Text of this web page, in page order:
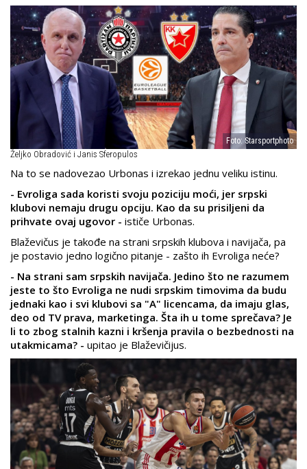
Foto: Starsportphoto
Željko Obradović i Janis Sferopulos
Na to se nadovezao Urbonas i izrekao jednu veliku istinu.
- Evroliga sada koristi svoju poziciju moći, jer srpski
klubovi nemaju drugu opciju. Kao da su prisiljeni da
prihvate ovaj ugovor - ističe Urbonas.
Blaževičus je takođe na strani srpskih klubova i navijača, pa
je postavio jedno logično pitanje - zašto ih Evroliga neće?
- Na strani sam srpskih navijača. Jedino što ne razumem
jeste to što Evroliga ne nudi srpskim timovima da budu
jednaki kao i svi klubovi sa "A" licencama, da imaju glas,
deo od TV prava, marketinga. Šta ih u tome sprečava? Je
li to zbog stalnih kazni i kršenja pravila o bezbednosti na
utakmicama? - upitao je Blaževičijus.